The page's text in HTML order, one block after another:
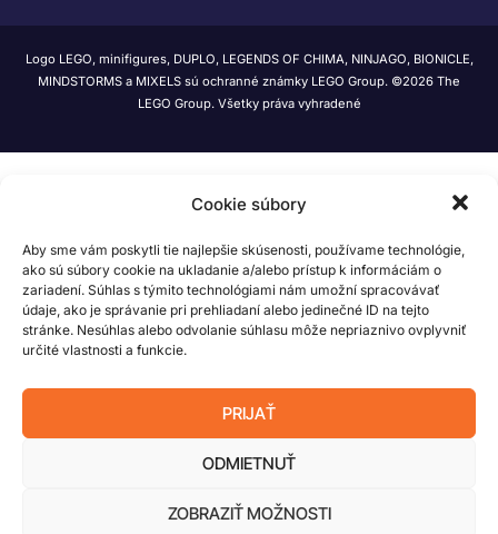
Cookie súbory
Aby sme vám poskytli tie najlepšie skúsenosti, používame technológie,
ako sú súbory cookie na ukladanie a/alebo prístup k informáciám o
zariadení. Súhlas s týmito technológiami nám umožní spracovávať
údaje, ako je správanie pri prehliadaní alebo jedinečné ID na tejto
stránke. Nesúhlas alebo odvolanie súhlasu môže nepriaznivo ovplyvniť
určité vlastnosti a funkcie.
PRIJAŤ
ODMIETNUŤ
ZOBRAZIŤ MOŽNOSTI
Logo LEGO, minifigures, DUPLO, LEGENDS OF CHIMA, NINJAGO, BIONICLE,
MINDSTORMS a MIXELS sú ochranné známky LEGO Group. ©2026 The
LEGO Group. Všetky práva vyhradené